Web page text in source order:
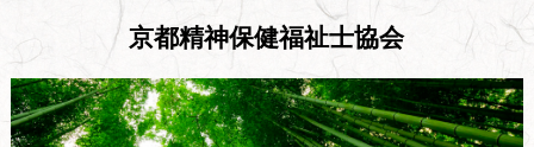
京都精神保健福祉士協会